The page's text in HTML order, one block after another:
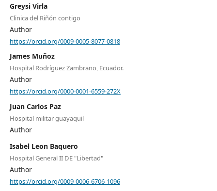
Greysi Virla
Clinica del Riñón contigo
Author
https://orcid.org/0009-0005-8077-0818
James Muñoz
Hospital Rodríguez Zambrano, Ecuador.
Author
https://orcid.org/0000-0001-6559-272X
Juan Carlos Paz
Hospital militar guayaquil
Author
Isabel Leon Baquero
Hospital General II DE "Libertad"
Author
https://orcid.org/0009-0006-6706-1096